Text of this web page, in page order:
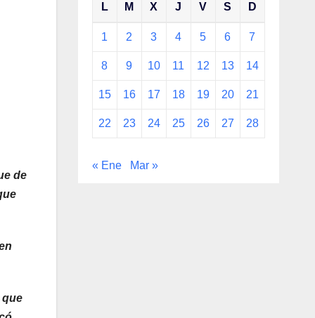
de
que
L M X J V S D
1 2 3 4 5 6 7
8 9 10 11 12 13 14
15 16 17 18 19 20 21
22 23 24 25 26 27 28
« Ene Mar »